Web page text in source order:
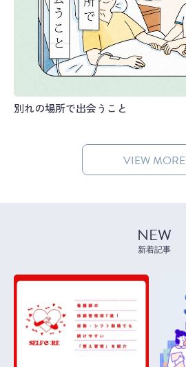
別れの場所で出会うこと
VIEW MORE
NEW
新着記事